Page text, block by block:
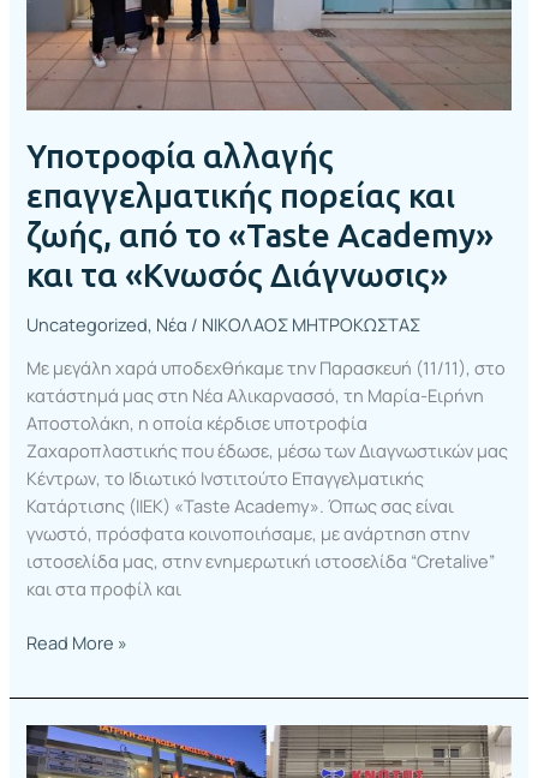
Υποτροφία αλλαγής
επαγγελματικής πορείας και
ζωής, από το «Taste Academy»
και τα «Κνωσός Διάγνωσις»
Uncategorized, Νέα / ΝΙΚΟΛΑΟΣ ΜΗΤΡΟΚΩΣΤΑΣ
Με μεγάλη χαρά υποδεχθήκαμε την Παρασκευή (11/11), στο
κατάστημά μας στη Νέα Αλικαρνασσό, τη Μαρία-Ειρήνη
Αποστολάκη, η οποία κέρδισε υποτροφία
Ζαχαροπλαστικής που έδωσε, μέσω των Διαγνωστικών μας
Κέντρων, το Ιδιωτικό Ινστιτούτο Επαγγελματικής
Κατάρτισης (ΙΙΕΚ) «Taste Academy». Όπως σας είναι
γνωστό, πρόσφατα κοινοποιήσαμε, με ανάρτηση στην
ιστοσελίδα μας, στην ενημερωτική ιστοσελίδα “Cretalive”
και στα προφίλ και
«Taste
Academy»
και
τα
Διάγνωσις»
Read More »
Πέντε
συνολικά